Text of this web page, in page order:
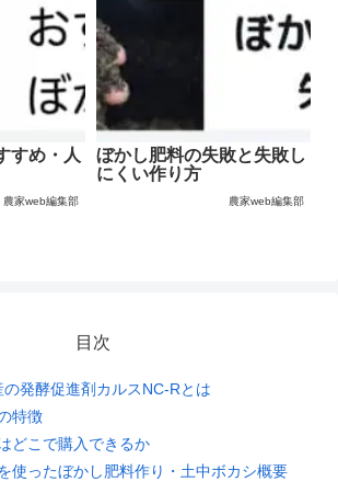
すめ・人
農家web編集部
ぼかし肥料の失敗と失敗し
にくい作り方
農家web編集部
目次
の発酵促進剤カルスNC-Rとは
特徴
どこで購入できるか
使ったぼかし肥料作り・土中ボカシ概要